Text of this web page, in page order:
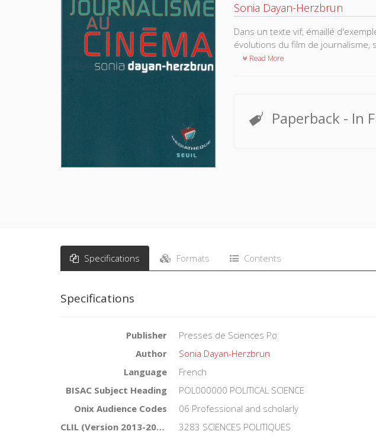
Sonia Dayan-Herzbrun
Dans un texte vif, émaillé
évolutions du film de journalisme,
Read More
Paperback - In
Specifications Formats Contents
Specifications
Publisher
Presses de Sciences Po
Author
Sonia Dayan-Herzbrun
Language
French
BISAC Subject Heading
POL000000 POLITICAL SCIENCE
Onix Audience Codes
06 Professional and scholarly
CLIL (Version 2013-2019)
3283 SCIENCES POLITIQUES